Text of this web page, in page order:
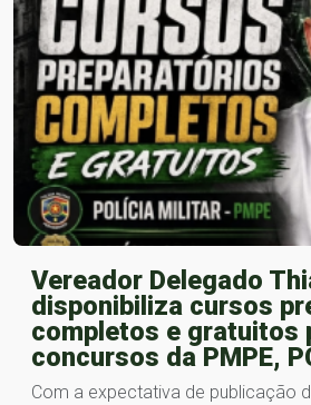
Vereador Delegado
disponibiliza cursos
completos e gratuitos
concursos da PMPE,
Com a expectativa de publicação